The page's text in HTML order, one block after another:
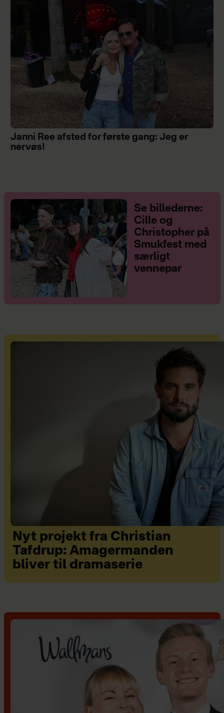
Janni Ree afsted for første gang: Jeg er
nervøs!
Se billederne:
Cille og
Christopher på
Smukfest med
særligt
vennepar
Nyt projekt fra Christian
Tafdrup: Amagermanden
bliver til dramaserie